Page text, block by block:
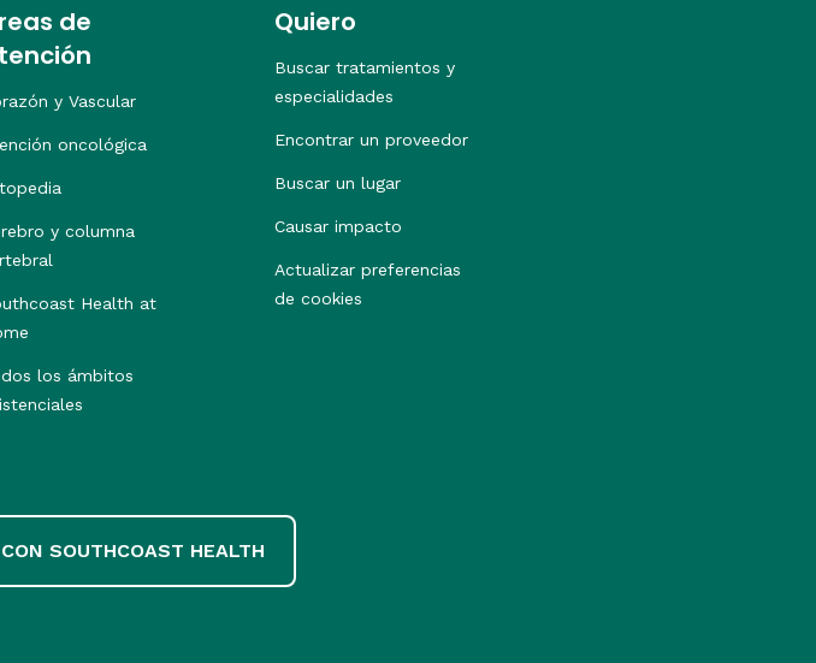
de
y Vascular
oncológica
y columna
Health at
los ámbitos
Quiero
Buscar tratamientos y
especialidades
Encontrar un proveedor
Buscar un lugar
Causar impacto
Actualizar preferencias
de cookies
SOUTHCOAST HEALTH